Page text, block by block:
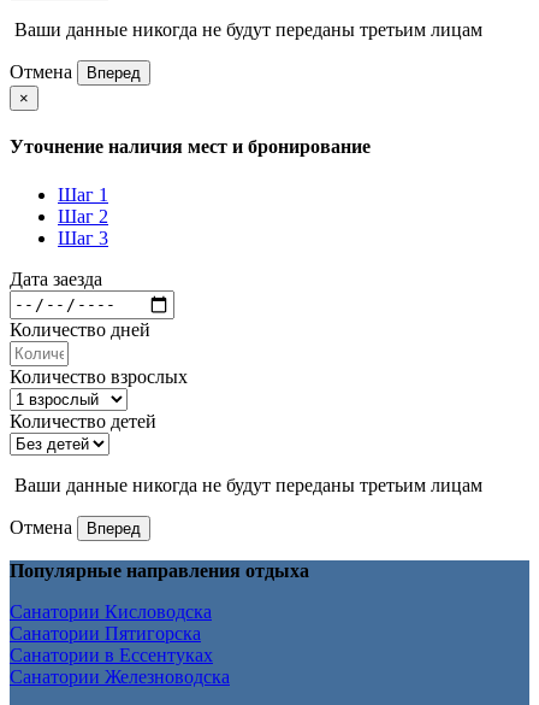
Ваши данные никогда не будут переданы третьим лицам
Отмена
Вперед
×
Уточнение наличия мест и бронирование
Шаг 1
Шаг 2
Шаг 3
Дата заезда
Количество дней
Количество взрослых
Количество детей
Ваши данные никогда не будут переданы третьим лицам
Отмена Вперед
Популярные направления отдыха
Санатории Кисловодска
Санатории Пятигорска
Санатории в Ессентуках
Санатории Железноводска